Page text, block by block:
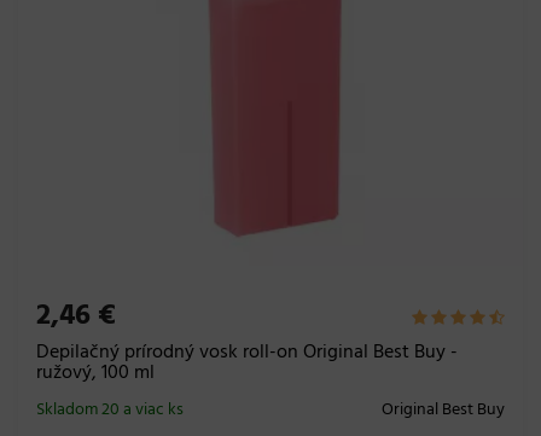
2,46 €
Depilačný prírodný vosk roll-on Original Best Buy -
ružový, 100 ml
Original Best Buy
Skladom 20 a viac ks